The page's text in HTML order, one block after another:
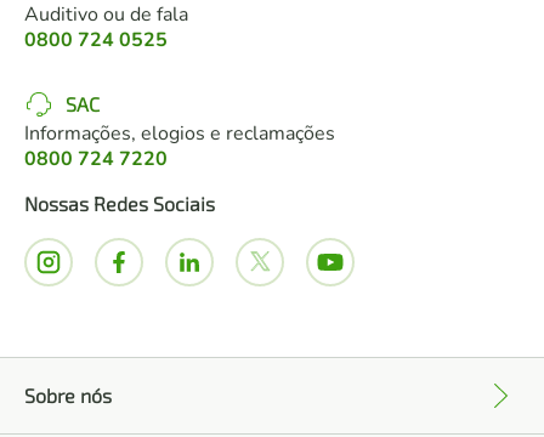
Auditivo ou de fala
0800 724 0525
SAC
Informações, elogios e reclamações
0800 724 7220
Nossas Redes Sociais
Sobre nós